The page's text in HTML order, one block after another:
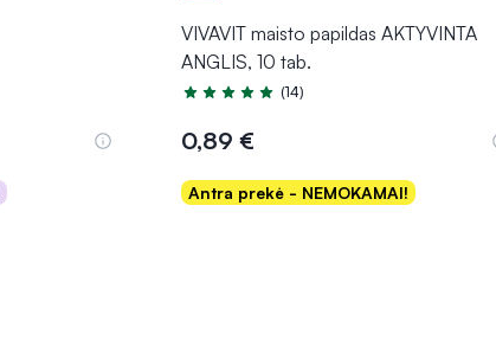
VIVAVIT maisto papildas AKTYVINTA
ANGLIS, 10 tab.
Įvertinimas 5.0 iš 5
(14)
0,89 €
Antra prekė - NEMOKAMAI!
Į krepšelį